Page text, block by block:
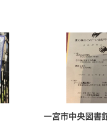
一宮市中央図書